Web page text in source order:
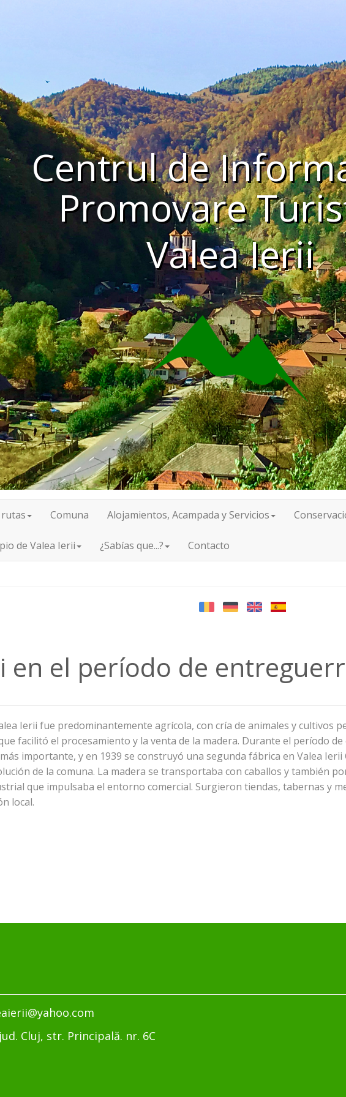
Centrul de
Promovare
Valea Ierii
Comuna Alojamientos, Acampada y Servicios
de Valea Ierii ¿Sabías que...? Contacto
en el período de
Ierii fue predominantemente agrícola, con cría de animales y cultivos
facilitó el procesamiento y la venta de la madera. Durante el período
importante, y en 1939 se construyó una segunda fábrica en Valea
de la comuna. La madera se transportaba con caballos y también
que impulsaba el entorno comercial. Surgieron tiendas, tabernas y
local.
Cluj, str. Principală. nr. 6C